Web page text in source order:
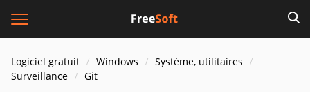
Logiciel gratuit Windows
Système, utilitaires
Surveillance
Git